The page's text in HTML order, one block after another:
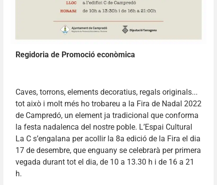
Regidoria de Promoció econòmica
Caves, torrons, elements decoratius, regals originals...
tot això i molt més ho trobareu a la Fira de Nadal 2022
de Campredó, un element ja tradicional que conforma
la festa nadalenca del nostre poble. L’Espai Cultural
La C s’engalana per acollir la 8a edició de la Fira el dia
17 de desembre, que enguany se celebrarà per primera
vegada durant tot el dia, de 10 a 13.30 h i de 16 a 21
h.